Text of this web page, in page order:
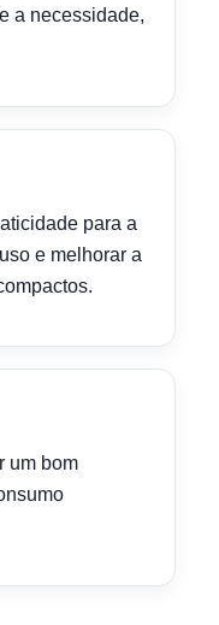
a necessidade,
para a
e melhorar a
um bom